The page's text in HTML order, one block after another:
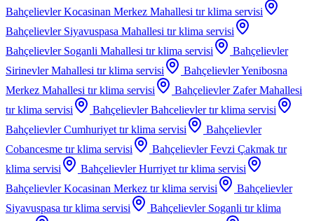
Bahçelievler Kocasinan Merkez Mahallesi tır klima servisi
Bahçelievler Siyavuspasa Mahallesi tır klima servisi
Bahçelievler Soganli Mahallesi tır klima servisi
Bahçelievler
Sirinevler Mahallesi tır klima servisi
Bahçelievler Yenibosna
Merkez Mahallesi tır klima servisi
Bahçelievler Zafer Mahallesi
tır klima servisi
Bahçelievler Bahcelievler tır klima servisi
Bahçelievler Cumhuriyet tır klima servisi
Bahçelievler
Cobancesme tır klima servisi Bahçelievler Fevzi Çakmak tır
klima servisi
Bahçelievler Hurriyet tır klima servisi
Bahçelievler Kocasinan Merkez tır klima servisi
Bahçelievler
Siyavuspasa tır klima servisi Bahçelievler Soganli tır klima